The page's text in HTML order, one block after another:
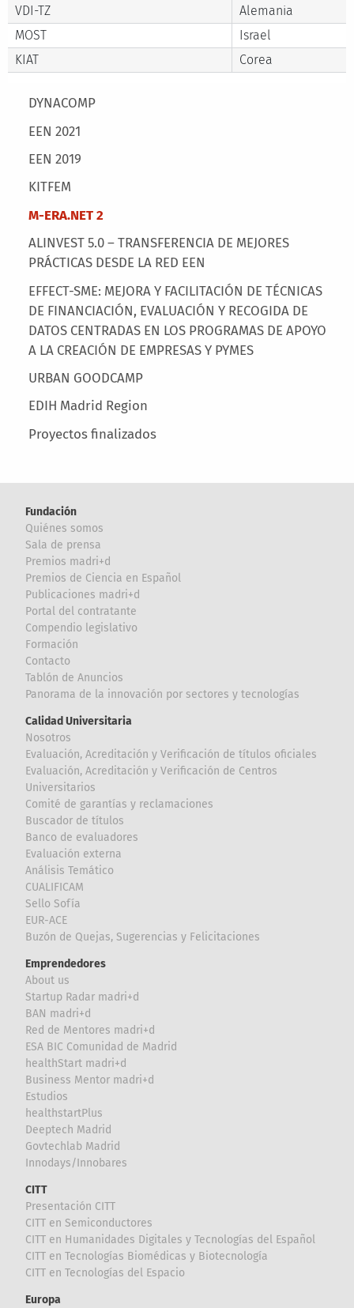
Main menu
DYNACOMP
EEN 2021
EEN 2019
KITFEM
M-ERA.NET 2
ALINVEST 5.0 – TRANSFERENCIA DE MEJORES
PRÁCTICAS DESDE LA RED EEN
EFFECT-SME: MEJORA Y FACILITACIÓN DE TÉCNICAS
DE FINANCIACIÓN, EVALUACIÓN Y RECOGIDA DE
DATOS CENTRADAS EN LOS PROGRAMAS DE APOYO
A LA CREACIÓN DE EMPRESAS Y PYMES
URBAN GOODCAMP
EDIH Madrid Region
Proyectos finalizados
VDI-TZ
Alemania
MOST
Israel
KIAT
Corea
Fundación
Quiénes somos
Sala de prensa
Premios madri+d
Premios de Ciencia en Español
Publicaciones madri+d
Portal del contratante
Compendio legislativo
Formación
Contacto
Tablón de Anuncios
Panorama de la innovación por sectores y tecnologías
Calidad Universitaria
Nosotros
Evaluación, Acreditación y Verificación de títulos oficiales
Evaluación, Acreditación y Verificación de Centros
Universitarios
Comité de garantías y reclamaciones
Buscador de títulos
Banco de evaluadores
Evaluación externa
Análisis Temático
CUALIFICAM
Sello Sofía
EUR-ACE
Buzón de Quejas, Sugerencias y Felicitaciones
Emprendedores
About us
Startup Radar madri+d
BAN madri+d
Red de Mentores madri+d
ESA BIC Comunidad de Madrid
healthStart madri+d
Business Mentor madri+d
Estudios
healthstartPlus
Deeptech Madrid
Govtechlab Madrid
Innodays/Innobares
CITT
Presentación CITT
CITT en Semiconductores
CITT en Humanidades Digitales y Tecnologías del Español
CITT en Tecnologías Biomédicas y Biotecnología
CITT en Tecnologías del Espacio
Europa